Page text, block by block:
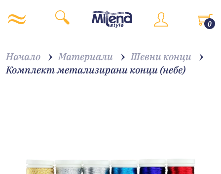
0
Начало Материали
Шевни конци
Комплект метализирани конци (небе)